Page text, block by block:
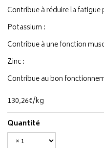
Contribue à réduire la fatigue
Potassium :
Contribue à une fonction
Zinc :
Contribue au bon
130,26€/kg
Quantité